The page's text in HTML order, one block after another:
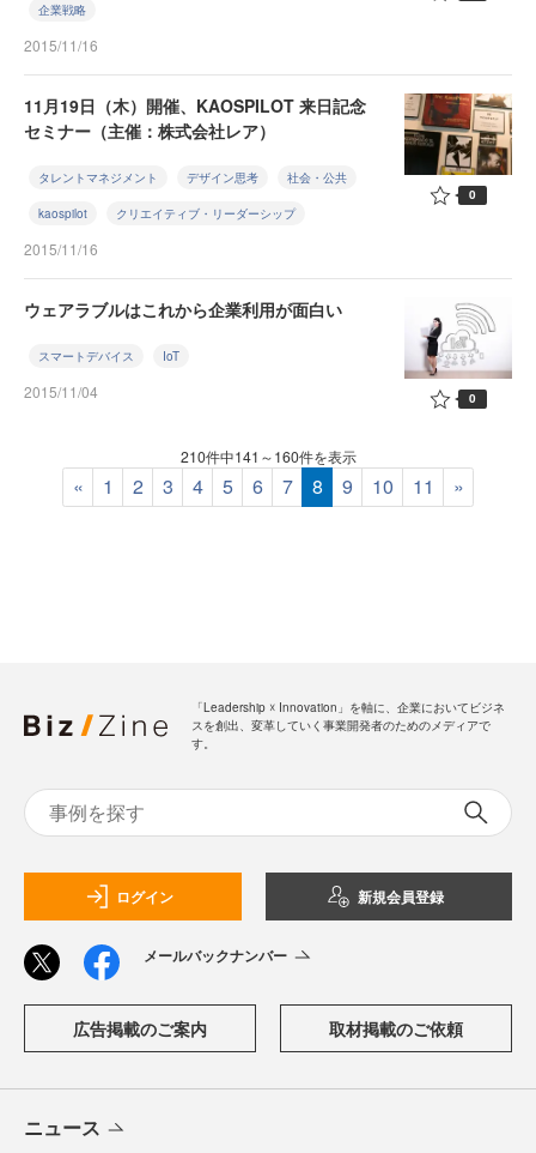
企業戦略
2015/11/16
11月19日（木）開催、KAOSPILOT 来日記念
セミナー（主催：株式会社レア）
タレントマネジメント デザイン思考 社会・公共
kaospilot クリエイティブ・リーダーシップ
2015/11/16
0
ウェアラブルはこれから企業利用が面白い
スマートデバイス IoT
2015/11/04 0
210件中141～160件を表示
« 1 2 3 4 5 6 7 8 9 10 11 »
「Leadership ☓ Innovation」を軸に、企業においてビジネ
スを創出、変革していく事業開発者のためのメディアで
す。
ログイン 新規会員登録
メールバックナンバー
広告掲載のご案内 取材掲載のご依頼
ニュース